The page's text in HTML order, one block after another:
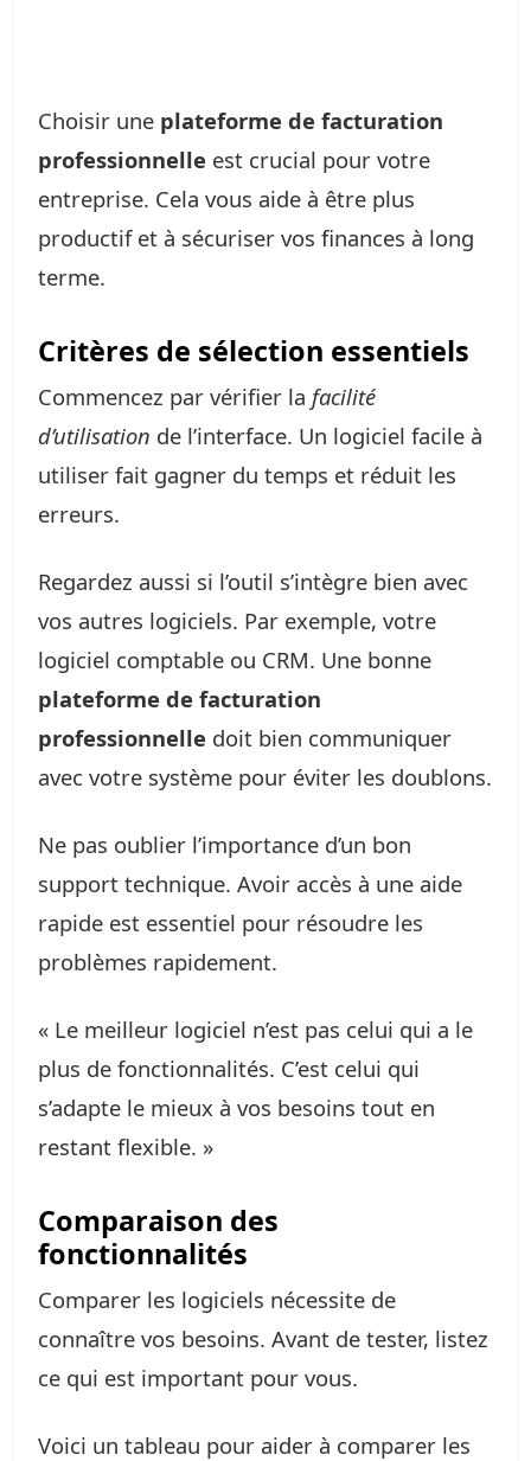
Choisir une plateforme de facturation
professionnelle est crucial pour votre
entreprise. Cela vous aide à être plus
productif et à sécuriser vos finances à long
terme.
Critères de sélection essentiels
Commencez par vérifier la facilité
d’utilisation de l’interface. Un logiciel facile à
utiliser fait gagner du temps et réduit les
erreurs.
Regardez aussi si l’outil s’intègre bien avec
vos autres logiciels. Par exemple, votre
logiciel comptable ou CRM. Une bonne
plateforme de facturation
professionnelle doit bien communiquer
avec votre système pour éviter les doublons.
Ne pas oublier l’importance d’un bon
support technique. Avoir accès à une aide
rapide est essentiel pour résoudre les
problèmes rapidement.
« Le meilleur logiciel n’est pas celui qui a le
plus de fonctionnalités. C’est celui qui
s’adapte le mieux à vos besoins tout en
restant flexible. »
Comparaison des
fonctionnalités
Comparer les logiciels nécessite de
connaître vos besoins. Avant de tester, listez
ce qui est important pour vous.
Voici un tableau pour aider à comparer les